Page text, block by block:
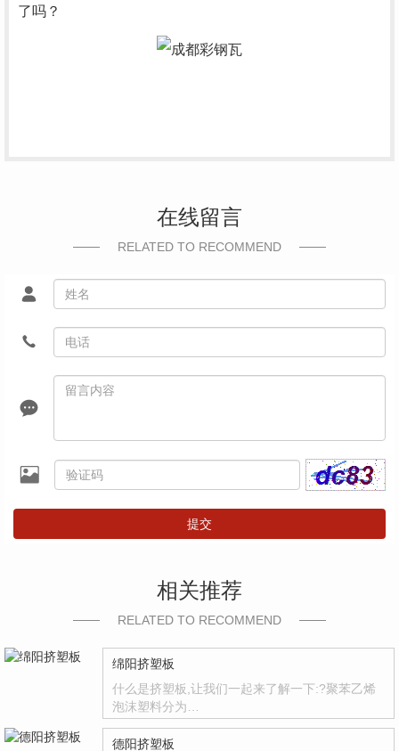
了吗？
在线留言
RELATED TO RECOMMEND
提交
相关推荐
RELATED TO RECOMMEND
绵阳挤塑板
什么是挤塑板,让我们一起来了解一下:?聚苯乙烯
泡沫塑料分为…
德阳挤塑板